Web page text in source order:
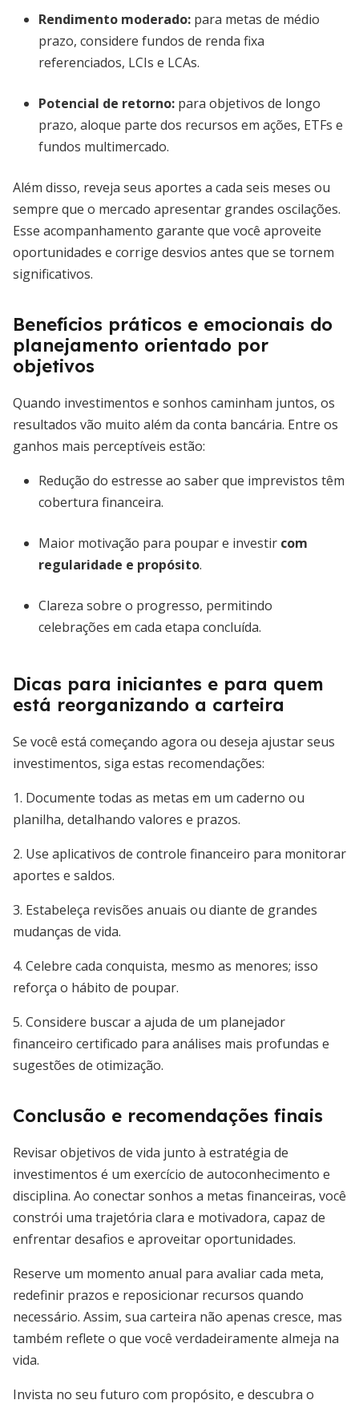
Rendimento moderado: para metas de médio
prazo, considere fundos de renda fixa
referenciados, LCIs e LCAs.
Potencial de retorno: para objetivos de longo
prazo, aloque parte dos recursos em ações, ETFs e
fundos multimercado.
Além disso, reveja seus aportes a cada seis meses ou
sempre que o mercado apresentar grandes oscilações.
Esse acompanhamento garante que você aproveite
oportunidades e corrige desvios antes que se tornem
significativos.
Benefícios práticos e emocionais do
planejamento orientado por
objetivos
Quando investimentos e sonhos caminham juntos, os
resultados vão muito além da conta bancária. Entre os
ganhos mais perceptíveis estão:
Redução do estresse ao saber que imprevistos têm
cobertura financeira.
Maior motivação para poupar e investir com
regularidade e propósito.
Clareza sobre o progresso, permitindo
celebrações em cada etapa concluída.
Dicas para iniciantes e para quem
está reorganizando a carteira
Se você está começando agora ou deseja ajustar seus
investimentos, siga estas recomendações:
1. Documente todas as metas em um caderno ou
planilha, detalhando valores e prazos.
2. Use aplicativos de controle financeiro para monitorar
aportes e saldos.
3. Estabeleça revisões anuais ou diante de grandes
mudanças de vida.
4. Celebre cada conquista, mesmo as menores; isso
reforça o hábito de poupar.
5. Considere buscar a ajuda de um planejador
financeiro certificado para análises mais profundas e
sugestões de otimização.
Conclusão e recomendações finais
Revisar objetivos de vida junto à estratégia de
investimentos é um exercício de autoconhecimento e
disciplina. Ao conectar sonhos a metas financeiras, você
constrói uma trajetória clara e motivadora, capaz de
enfrentar desafios e aproveitar oportunidades.
Reserve um momento anual para avaliar cada meta,
redefinir prazos e reposicionar recursos quando
necessário. Assim, sua carteira não apenas cresce, mas
também reflete o que você verdadeiramente almeja na
vida.
Invista no seu futuro com propósito, e descubra o